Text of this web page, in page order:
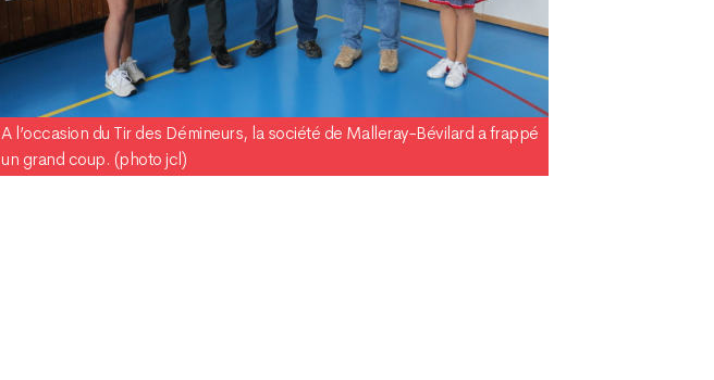
A l’occasion du Tir des Démineurs, la société de Malleray-Bévilard a frappé
un grand coup. (photo jcl)